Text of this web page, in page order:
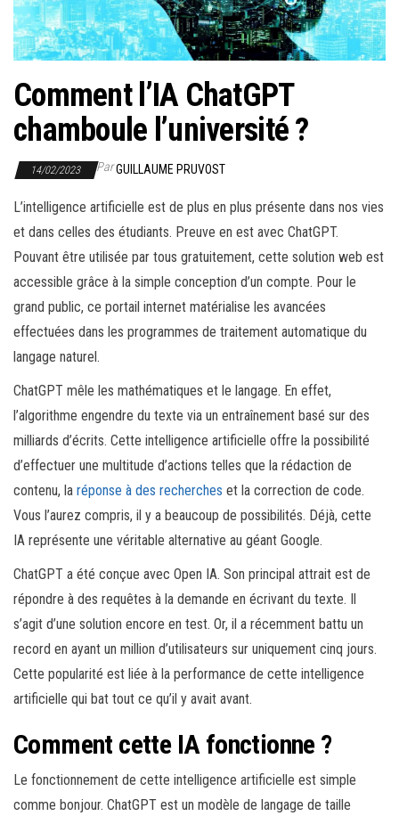
l
a
a
i
Comment l’IA ChatGPT
chamboule l’université ?
14/02/2023 ParGUILLAUME PRUVOST
L’intelligence artificielle est de plus en plus présente dans nos vies
et dans celles des étudiants. Preuve en est avec ChatGPT.
Pouvant être utilisée par tous gratuitement, cette solution web est
accessible grâce à la simple conception d’un compte. Pour le
grand public, ce portail internet matérialise les avancées
effectuées dans les programmes de traitement automatique du
langage naturel.
ChatGPT mêle les mathématiques et le langage. En effet,
l’algorithme engendre du texte via un entraînement basé sur des
milliards d’écrits. Cette intelligence artificielle offre la possibilité
d’effectuer une multitude d’actions telles que la rédaction de
contenu, la réponse à des recherches et la correction de code.
Vous l’aurez compris, il y a beaucoup de possibilités. Déjà, cette
IA représente une véritable alternative au géant Google.
ChatGPT a été conçue avec Open IA. Son principal attrait est de
répondre à des requêtes à la demande en écrivant du texte. Il
s’agit d’une solution encore en test. Or, il a récemment battu un
record en ayant un million d’utilisateurs sur uniquement cinq jours.
Cette popularité est liée à la performance de cette intelligence
artificielle qui bat tout ce qu’il y avait avant.
Comment cette IA fonctionne ?
Le fonctionnement de cette intelligence artificielle est simple
comme bonjour. ChatGPT est un modèle de langage de taille